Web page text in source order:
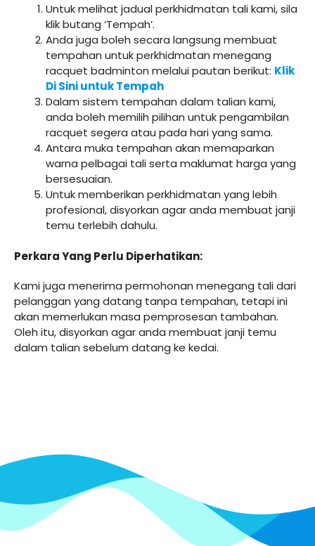
Untuk melihat jadual perkhidmatan tali kami, sila
klik butang ‘Tempah’.
Anda juga boleh secara langsung membuat
tempahan untuk perkhidmatan menegang
racquet badminton melalui pautan berikut: Klik
Di Sini untuk Tempah
Dalam sistem tempahan dalam talian kami,
anda boleh memilih pilihan untuk pengambilan
racquet segera atau pada hari yang sama.
Antara muka tempahan akan memaparkan
warna pelbagai tali serta maklumat harga yang
bersesuaian.
Untuk memberikan perkhidmatan yang lebih
profesional, disyorkan agar anda membuat janji
temu terlebih dahulu.
Perkara Yang Perlu Diperhatikan:
Kami juga menerima permohonan menegang tali dari
pelanggan yang datang tanpa tempahan, tetapi ini
akan memerlukan masa pemprosesan tambahan.
Oleh itu, disyorkan agar anda membuat janji temu
dalam talian sebelum datang ke kedai.